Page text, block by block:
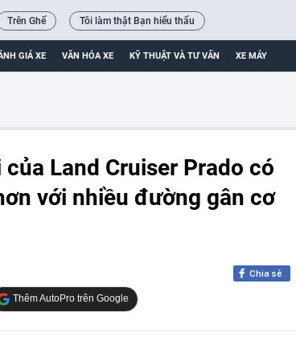
Trên Ghế Tôi làm thật Bạn hiểu thấu
GIÁ XE VĂN HÓA XE KỸ THUẬT VÀ TƯ VẤN XE MÁY
Land Cruiser Prado có
với nhiều đường gân cơ
Chia sẻ
Thêm AutoPro trên Google